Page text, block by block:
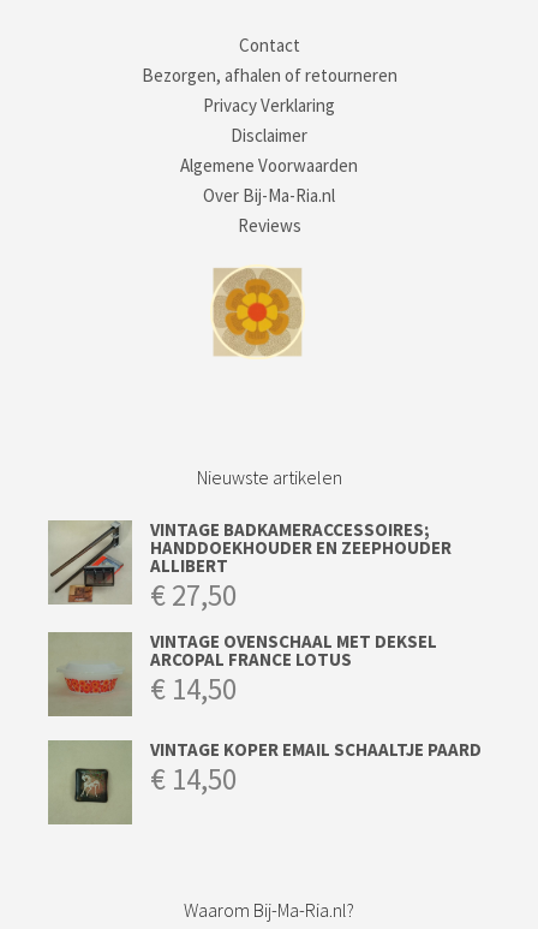
Contact
Bezorgen, afhalen of retourneren
Privacy Verklaring
Disclaimer
Algemene Voorwaarden
Over Bij-Ma-Ria.nl
Reviews
Nieuwste artikelen
VINTAGE BADKAMERACCESSOIRES;
HANDDOEKHOUDER EN ZEEPHOUDER
ALLIBERT
€27,50
VINTAGE OVENSCHAAL MET DEKSEL
ARCOPAL FRANCE LOTUS
€ 14,50
VINTAGE KOPER EMAIL SCHAALTJE PAARD
€ 14,50
Waarom Bij-Ma-Ria.nl?